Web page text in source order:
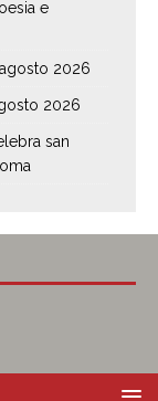
e
agosto 2026
2026
san